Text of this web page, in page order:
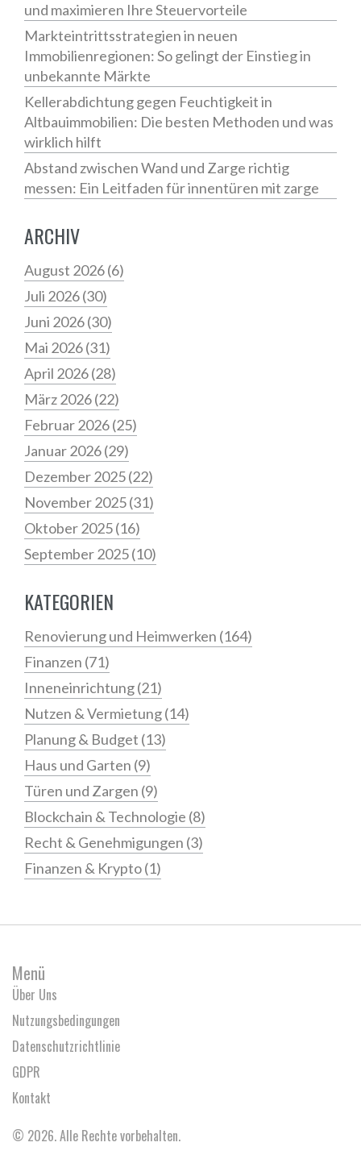
und maximieren Ihre Steuervorteile
Markteintrittsstrategien in neuen
Immobilienregionen: So gelingt der Einstieg in
unbekannte Märkte
Kellerabdichtung gegen Feuchtigkeit in
Altbauimmobilien: Die besten Methoden und was
wirklich hilft
Abstand zwischen Wand und Zarge richtig
messen: Ein Leitfaden für innentüren mit zarge
ARCHIV
August 2026(6)
Juli 2026(30)
Juni 2026(30)
Mai 2026(31)
April 2026(28)
März 2026(22)
Februar 2026(25)
Januar 2026(29)
Dezember 2025(22)
November 2025(31)
Oktober 2025(16)
September 2025(10)
KATEGORIEN
Renovierung und Heimwerken (164)
Finanzen (71)
Inneneinrichtung(21)
Nutzen & Vermietung(14)
Planung & Budget (13)
Haus und Garten (9)
Türen und Zargen (9)
Blockchain & Technologie (8)
Recht & Genehmigungen (3)
Finanzen & Krypto(1)
Menü
Über Uns
Nutzungsbedingungen
Datenschutzrichtlinie
GDPR
Kontakt
© 2026. Alle Rechte vorbehalten.